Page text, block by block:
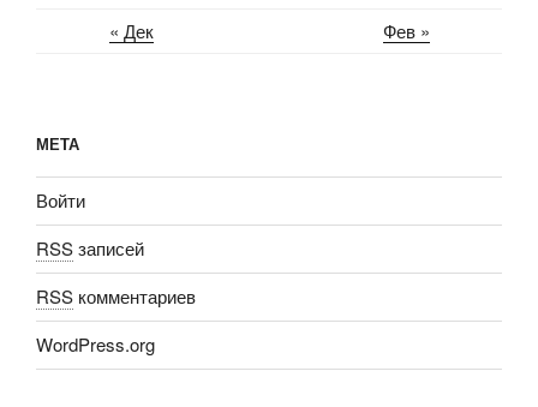
« Дек Фев »
МЕТА
Войти
RSSзаписей
RSS комментариев
WordPress.org